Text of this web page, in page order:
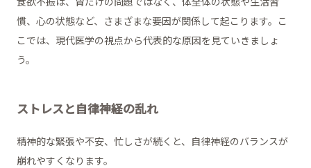
慣、心の状態など、さまざまな要因が関係して起こります。こ
こでは、現代医学の視点から代表的な原因を見ていきましょ
う。
ストレスと自律神経の乱れ
精神的な緊張や不安、忙しさが続くと、自律神経のバランスが
崩れやすくなります。